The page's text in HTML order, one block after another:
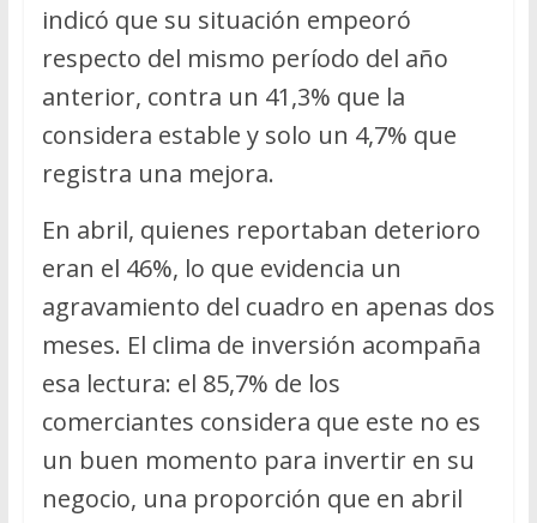
indicó que su situación empeoró
respecto del mismo período del año
anterior, contra un 41,3% que la
considera estable y solo un 4,7% que
registra una mejora.
En abril, quienes reportaban deterioro
eran el 46%, lo que evidencia un
agravamiento del cuadro en apenas dos
meses. El clima de inversión acompaña
esa lectura: el 85,7% de los
comerciantes considera que este no es
un buen momento para invertir en su
negocio, una proporción que en abril